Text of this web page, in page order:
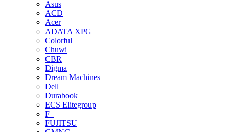
Asus
ACD
Acer
ADATA XPG
Colorful
Chuwi
CBR
Digma
Dream Machines
Dell
Durabook
ECS Elitegroup
F+
FUJITSU